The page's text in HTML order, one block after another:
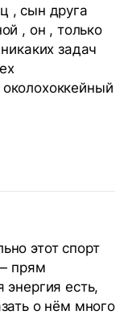
, сын друга
, он , только
задач
этот спорт
прям
есть,
о нём много